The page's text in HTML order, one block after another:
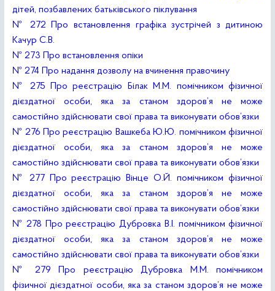
дітей, позбавлених батьківського піклування
№ 272 Про встановлення графіка зустрічей з дитиною
Качур С.В.
№ 273 Про встановлення опіки
№ 274 Про надання дозволу на вчинення правочину
№ 275 Про реєстрацію Білак М.М. помічником фізичної
дієздатної особи, яка за станом здоров’я не може
самостійно здійснювати свої права та виконувати обов’язки
№ 276 Про реєстрацію Вашкеба Ю.Ю. помічником фізичної
дієздатної особи, яка за станом здоров’я не може
самостійно здійснювати свої права та виконувати обов’язки
№ 277 Про реєстрацію Вінце О.Й. помічником фізичної
дієздатної особи, яка за станом здоров’я не може
самостійно здійснювати свої права та виконувати обов’язки
№ 278 Про реєстрацію Дубровка В.І. помічником фізичної
дієздатної особи, яка за станом здоров’я не може
самостійно здійснювати свої права та виконувати обов’язки
№ 279 Про реєстрацію Дубровка М.М. помічником
фізичної дієздатної особи, яка за станом здоров’я не може